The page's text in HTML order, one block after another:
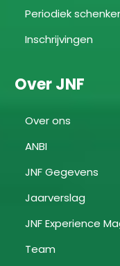
Periodiek
Inschrijvingen
Over JNF
Over ons
ANBI
JNF Gegevens
Jaarverslag
JNF Experience
Team